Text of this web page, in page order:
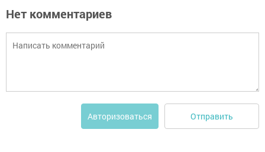
Нет комментариев
Авторизоваться Отправить